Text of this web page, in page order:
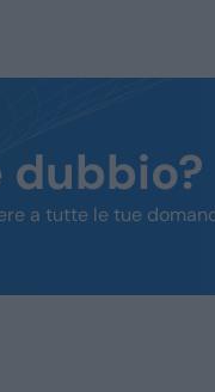
dubbio?
a tutte le tue